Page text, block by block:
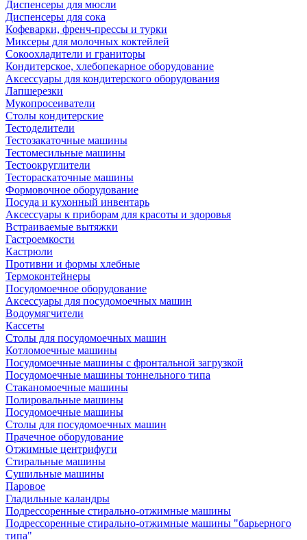
Диспенсеры для мюсли
Диспенсеры для сока
Кофеварки, френч-прессы и турки
Миксеры для молочных коктейлей
Сокоохладители и граниторы
Кондитерское, хлебопекарное оборудование
Аксессуары для кондитерского оборудования
Лапшерезки
Мукопросеиватели
Столы кондитерские
Тестоделители
Тестозакаточные машины
Тестомесильные машины
Тестоокруглители
Тестораскаточные машины
Формовочное оборудование
Посуда и кухонный инвентарь
Аксессуары к приборам для красоты и здоровья
Встраиваемые вытяжки
Гастроемкости
Кастрюли
Противни и формы хлебные
Термоконтейнеры
Посудомоечное оборудование
Аксессуары для посудомоечных машин
Водоумягчители
Кассеты
Столы для посудомоечных машин
Котломоечные машины
Посудомоечные машины с фронтальной загрузкой
Посудомоечные машины тоннельного типа
Стаканомоечные машины
Полировальные машины
Посудомоечные машины
Столы для посудомоечных машин
Прачечное оборудование
Отжимные центрифуги
Стиральные машины
Сушильные машины
Паровое
Гладильные каландры
Подрессоренные стирально-отжимные машины
Подрессоренные стирально-отжимные машины "барьерного
типа"